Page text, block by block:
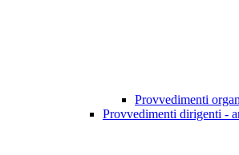
Provvedimenti
Provvedimenti dirigenti -